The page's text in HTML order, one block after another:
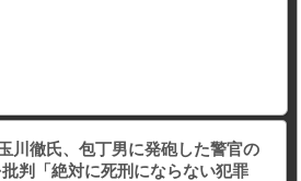
川徹氏、包丁男に発砲した警官の
判「絶対に死刑にならない犯罪